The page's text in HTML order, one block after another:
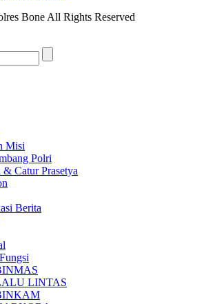
Bone All Rights Reserved
Misi
Polri
& Catur Prasetya
Berita
LINTAS